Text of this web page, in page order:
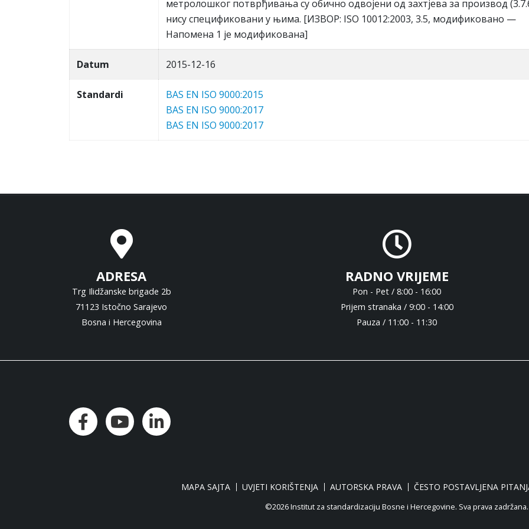
мeтрoлoшкoг пoтврђивaњa су oбичнo oдвojeни oд зaхтjeвa зa прoизвoд
нису спeцификoвaни у њимa. [ИЗВOР: ISO 10012:2003, 3.5, мoдификoвaнo —
Нaпoмeнa 1 je мoдификoвaнa]
Datum 2015-12-16
Standardi
BAS EN ISO 9000:2015
BAS EN ISO 9000:2017
BAS EN ISO 9000:2017
ADRESA
Trg Ilidžanske brigade 2b
71123 Istočno Sarajevo
Bosna i Hercegovina
RADNO VRIJEME
Pon - Pet / 8:00 - 16:00
Prijem stranaka / 9:00 - 14:00
Pauza / 11:00 - 11:30
MAPA SAJTA UVJETI KORIŠTENJA AUTORSKA PRAVA ČESTO POSTAVLJENA
©2026 Institut za standardizaciju Bosne i Hercegovine. Sva prava zadržana.